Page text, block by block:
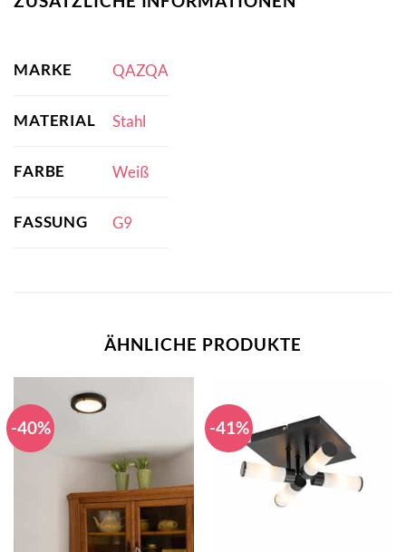
MARKE QAZQA
MATERIAL Stahl
FARBE Weiß
FASSUNG G9
ÄHNLICHE PRODUKTE
-40% -41%